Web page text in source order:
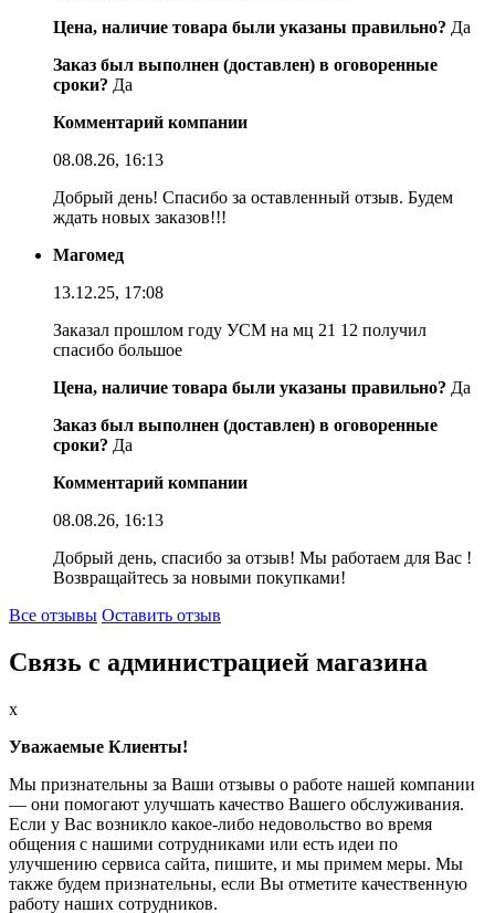
Цена, наличие товара были указаны правильно? Да
Заказ был выполнен (доставлен) в оговоренные
сроки? Да
Комментарий компании
08.08.26, 16:13
Добрый день! Спасибо за оставленный отзыв. Будем
ждать новых заказов!!!
Магомед
13.12.25, 17:08
Заказал прошлом году УСМ на мц 21 12 получил
спасибо большое
Цена, наличие товара были указаны правильно? Да
Заказ был выполнен (доставлен) в оговоренные
сроки? Да
Комментарий компании
08.08.26, 16:13
Добрый день, спасибо за отзыв! Мы работаем для Вас !
Возвращайтесь за новыми покупками!
Все отзывы Оставить отзыв
Связь с администрацией магазина
x
Уважаемые Клиенты!
Мы признательны за Ваши отзывы о работе нашей компании
— они помогают улучшать качество Вашего обслуживания.
Если у Вас возникло какое-либо недовольство во время
общения с нашими сотрудниками или есть идеи по
улучшению сервиса сайта, пишите, и мы примем меры. Мы
также будем признательны, если Вы отметите качественную
работу наших сотрудников.